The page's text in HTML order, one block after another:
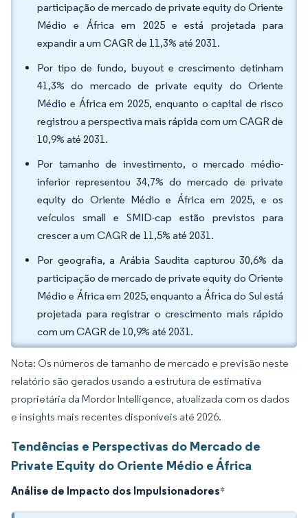
participação de mercado de private equity do Oriente
Médio e África em 2025 e está projetada para
expandir a um CAGR de 11,3% até 2031.
Por tipo de fundo, buyout e crescimento detinham
41,3% do mercado de private equity do Oriente
Médio e África em 2025, enquanto o capital de risco
registrou a perspectiva mais rápida com um CAGR de
10,9% até 2031.
Por tamanho de investimento, o mercado médio-
inferior representou 34,7% do mercado de private
equity do Oriente Médio e África em 2025, e os
veículos small e SMID-cap estão previstos para
crescer a um CAGR de 11,5% até 2031.
Por geografia, a Arábia Saudita capturou 30,6% da
participação de mercado de private equity do Oriente
Médio e África em 2025, enquanto a África do Sul está
projetada para registrar o crescimento mais rápido
com um CAGR de 10,9% até 2031.
Nota: Os números de tamanho de mercado e previsão neste
relatório são gerados usando a estrutura de estimativa
proprietária da Mordor Intelligence, atualizada com os dados
e insights mais recentes disponíveis até 2026.
Tendências e Perspectivas do Mercado de
Private Equity do Oriente Médio e África
Análise de Impacto dos Impulsionadores*